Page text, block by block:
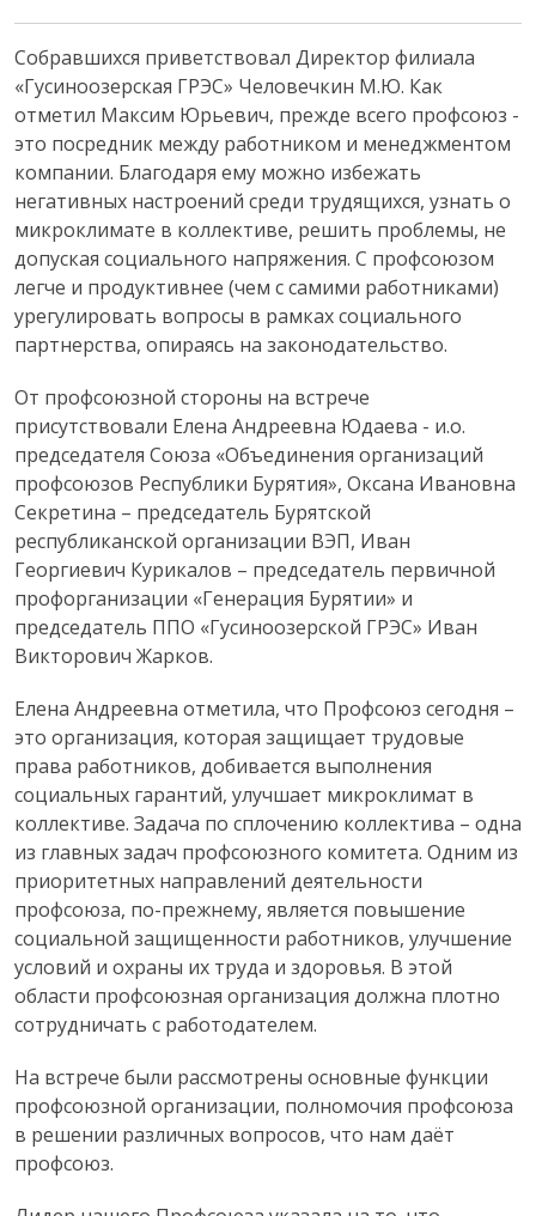
Собравшихся приветствовал Директор филиала
«Гусиноозерская ГРЭС» Человечкин М.Ю. Как
отметил Максим Юрьевич, прежде всего профсоюз -
это посредник между работником и менеджментом
компании. Благодаря ему можно избежать
негативных настроений среди трудящихся, узнать о
микроклимате в коллективе, решить проблемы, не
допуская социального напряжения. С профсоюзом
легче и продуктивнее (чем с самими работниками)
урегулировать вопросы в рамках социального
партнерства, опираясь на законодательство.
От профсоюзной стороны на встрече
присутствовали Елена Андреевна Юдаева - и.о.
председателя Союза «Объединения организаций
профсоюзов Республики Бурятия», Оксана Ивановна
Секретина – председатель Бурятской
республиканской организации ВЭП, Иван
Георгиевич Курикалов – председатель первичной
профорганизации «Генерация Бурятии» и
председатель ППО «Гусиноозерской ГРЭС» Иван
Викторович Жарков.
Елена Андреевна отметила, что Профсоюз сегодня –
это организация, которая защищает трудовые
права работников, добивается выполнения
социальных гарантий, улучшает микроклимат в
коллективе. Задача по сплочению коллектива – одна
из главных задач профсоюзного комитета. Одним из
приоритетных направлений деятельности
профсоюза, по-прежнему, является повышение
социальной защищенности работников, улучшение
условий и охраны их труда и здоровья. В этой
области профсоюзная организация должна плотно
сотрудничать с работодателем.
На встрече были рассмотрены основные функции
профсоюзной организации, полномочия профсоюза
в решении различных вопросов, что нам даёт
профсоюз.